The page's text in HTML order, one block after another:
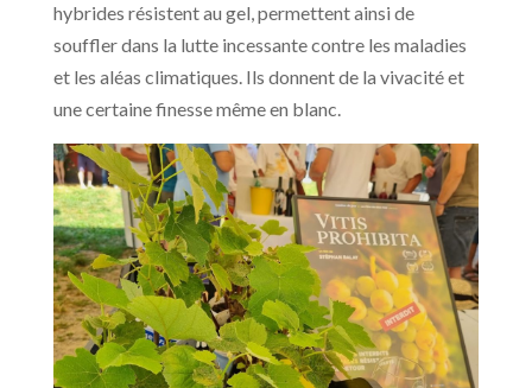
hybrides résistent au gel, permettent ainsi de
souffler dans la lutte incessante contre les maladies
et les aléas climatiques. Ils donnent de la vivacité et
une certaine finesse même en blanc.